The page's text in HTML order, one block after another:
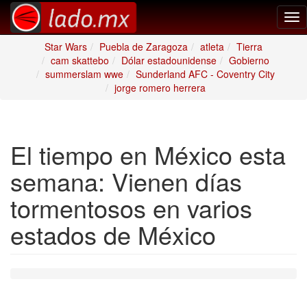
Star Wars
Puebla de Zaragoza atleta
Tierra
cam skattebo
Dólar estadounidense
Gobierno
summerslam wwe
Sunderland AFC - Coventry City
jorge romero herrera
El tiempo en México esta
semana: Vienen días
tormentosos en varios
estados de México